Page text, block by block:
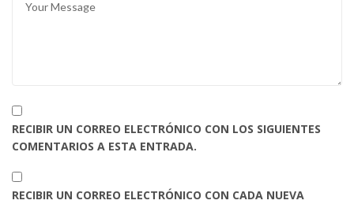
RECIBIR UN CORREO ELECTRÓNICO CON LOS SIGUIENTES
COMENTARIOS A ESTA ENTRADA.
RECIBIR UN CORREO ELECTRÓNICO CON CADA NUEVA